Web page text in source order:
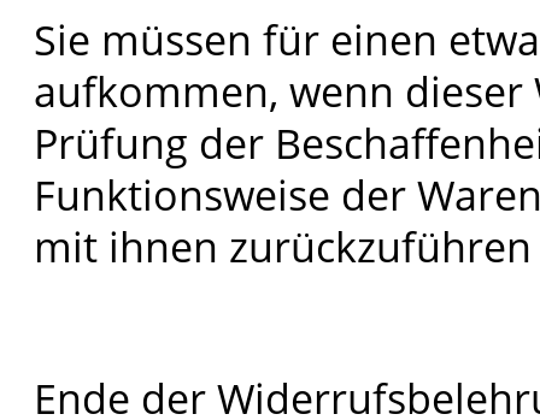
Sie müssen für einen
aufkommen, wenn
Prüfung der
Funktionsweise der
mit ihnen
Ende der